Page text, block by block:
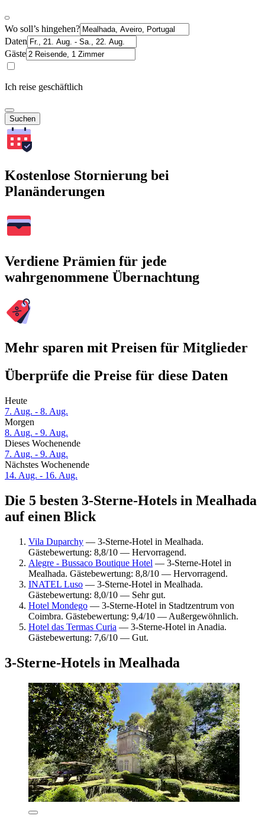
Wo soll’s hingehen?
Daten
Gäste
Ich reise geschäftlich
Suchen
Kostenlose Stornierung bei
Planänderungen
Verdiene Prämien für jede
wahrgenommene Übernachtung
Mehr sparen mit Preisen für Mitglieder
Überprüfe die Preise für diese Daten
Heute
7. Aug. - 8. Aug.
Morgen
8. Aug. - 9. Aug.
Dieses Wochenende
7. Aug. - 9. Aug.
Nächstes Wochenende
14. Aug. - 16. Aug.
Die 5 besten 3-Sterne-Hotels in Mealhada
auf einen Blick
Vila Duparchy — 3-Sterne-Hotel in Mealhada.
Gästebewertung: 8,8/10 — Hervorragend.
Alegre - Bussaco Boutique Hotel — 3-Sterne-Hotel in
Mealhada. Gästebewertung: 8,8/10 — Hervorragend.
INATEL Luso — 3-Sterne-Hotel in Mealhada.
Gästebewertung: 8,0/10 — Sehr gut.
Hotel Mondego — 3-Sterne-Hotel in Stadtzentrum von
Coimbra. Gästebewertung: 9,4/10 — Außergewöhnlich.
Hotel das Termas Curia — 3-Sterne-Hotel in Anadia.
Gästebewertung: 7,6/10 — Gut.
3-Sterne-Hotels in Mealhada